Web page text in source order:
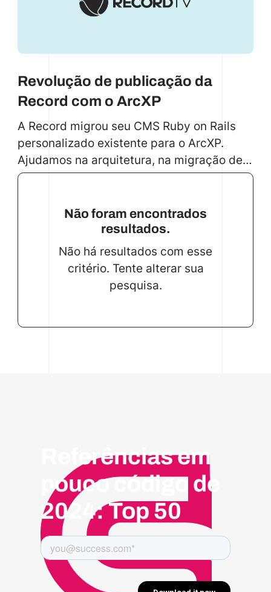
Revolução de publicação da
Record com o ArcXP
A Record migrou seu CMS Ruby on Rails
personalizado existente para o ArcXP.
Ajudamos na arquitetura, na migração de
conteúdo de 10 milhões de artigos e em
Não foram encontrados
resultados.
Não há resultados com esse
critério. Tente alterar sua
pesquisa.
Referências em
pouco código de
2024: Top 50